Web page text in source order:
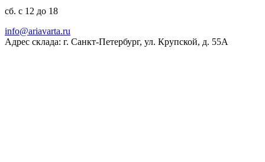
сб. с 12 до 18
ur.atravaira@ofni
Адрес склада: г. Санкт-Петербург, ул. Крупской, д. 55А